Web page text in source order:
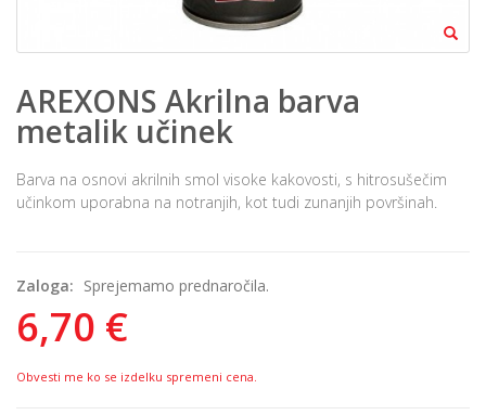
AREXONS Akrilna barva
metalik učinek
Barva na osnovi akrilnih smol visoke kakovosti, s hitrosušečim
učinkom uporabna na notranjih, kot tudi zunanjih površinah.
Zaloga: Sprejemamo prednaročila.
6,70 €
Obvesti me ko se izdelku spremeni cena.